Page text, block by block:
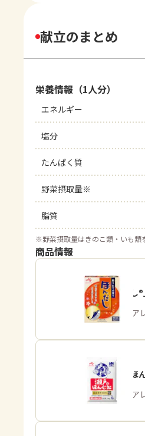
献立のまとめ
栄養情報（1人分）
エネルギー
塩分
たんぱく質
野菜摂取量※
脂質
※野菜摂取量はきのこ類・いも類
商品情報
「ほんだし®
商品・ア
「瀬戸のほ
商品・ア